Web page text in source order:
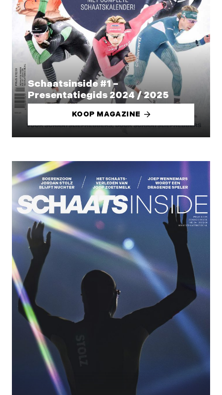
Schaatsinside #1 –
Presentatiegids 2024 / 2025
KOOP MAGAZINE